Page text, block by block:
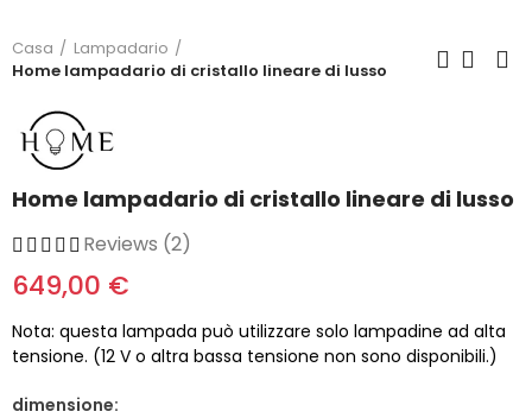
Casa
Lampadario
Home lampadario di cristallo lineare di lusso
Home lampadario di cristallo lineare di lusso
Reviews (2)
649,00 €
Nota: questa lampada può utilizzare solo lampadine ad alta
tensione. (12 V o altra bassa tensione non sono disponibili.)
dimensione